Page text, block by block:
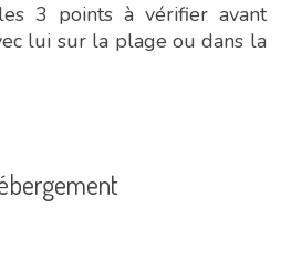
3 points à vérifier avant
lui sur la plage ou dans la